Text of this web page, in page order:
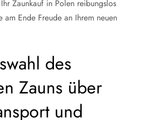
Zaunkauf in Polen reibungslos
am Ende Freude an Ihrem neuen
des
Zauns über
und